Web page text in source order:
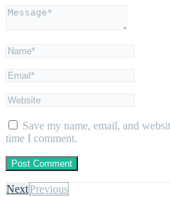
Save my name, email, and
time I comment.
NextPrevious